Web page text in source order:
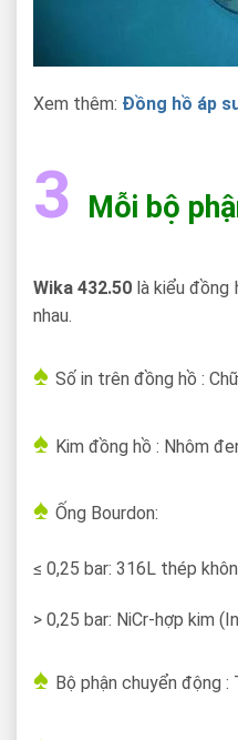
Xem thêm: Đồng hồ áp
3 Mỗi bộ
Wika 432.50 là kiểu đồng
nhau.
♠ Số in trên đồng hồ :
♠ Kim đồng hồ : Nhôm
♠ Ống Bourdon:
≤ 0,25 bar: 316L thép
> 0,25 bar: NiCr-hợp kim
♠ Bộ phận chuyển động :